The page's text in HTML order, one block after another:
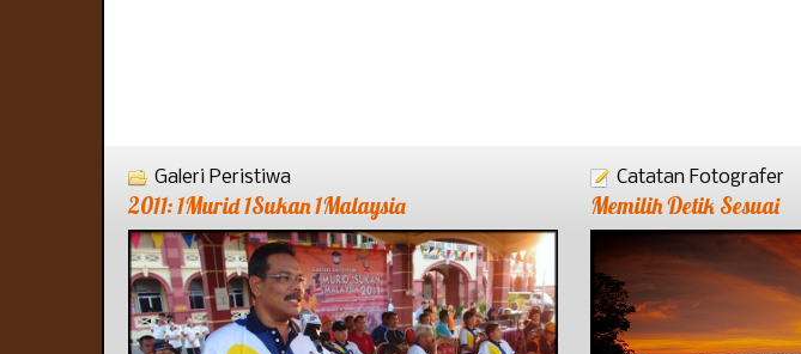
Galeri Peristiwa
2011: 1Murid 1Sukan 1Malaysia
Catatan Fotografer
Memilih Detik Sesuai